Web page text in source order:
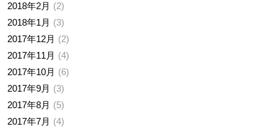
2018年2月
2
2018年1月
3
2017年12月
2
2017年11月
4
2017年10月
6
2017年9月
3
2017年8月
5
2017年7月
4